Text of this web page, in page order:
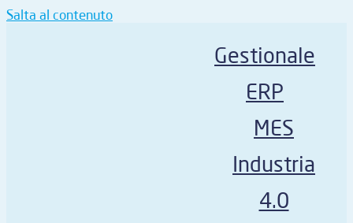
Salta al contenuto
Gestionale
ERP
MES
Industria
4.0